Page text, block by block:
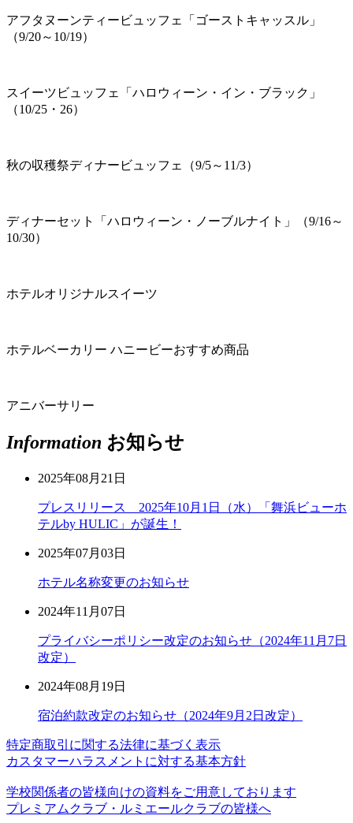
アフタヌーンティービュッフェ「ゴーストキャッスル」
（9/20～10/19）
スイーツビュッフェ「ハロウィーン・イン・ブラック」
（10/25・26）
秋の収穫祭ディナービュッフェ（9/5～11/3）
ディナーセット「ハロウィーン・ノーブルナイト」（9/16～
10/30）
ホテルオリジナルスイーツ
ホテルベーカリー ハニービーおすすめ商品
アニバーサリー
Information お知らせ
2025年08月21日
プレスリリース 2025年10月1日（水）「舞浜ビューホ
テルby HULIC」が誕生！
2025年07月03日
ホテル名称変更のお知らせ
2024年11月07日
プライバシーポリシー改定のお知らせ（2024年11月7日
改定）
2024年08月19日
宿泊約款改定のお知らせ（2024年9月2日改定）
特定商取引に関する法律に基づく表示
カスタマーハラスメントに対する基本方針
学校関係者の皆様向けの資料をご用意しております
プレミアムクラブ・ルミエールクラブの皆様へ